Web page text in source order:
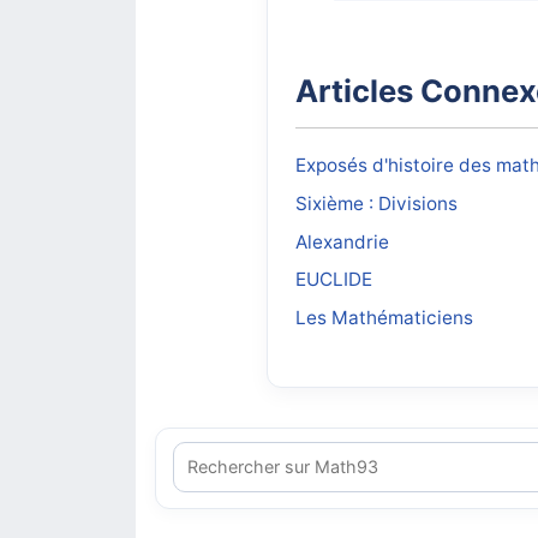
Articles
Exposés d'histoire des
Sixième : Divisions
Alexandrie
EUCLIDE
Les Mathématiciens